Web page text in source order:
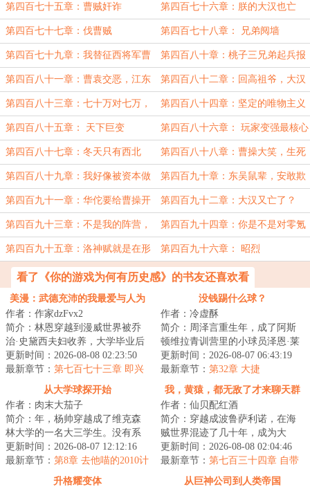
令朕精力无限呐
第四百七十五章：曹贼奸诈 第四百七十六章：朕的大汉也亡
了？
第四百七十七章：伐曹贼 第四百七十八章： 兄弟阋墙
第四百七十九章：我替征西将军曹
孟德诛汉贼
第四百八十章：桃子三兄弟起兵报
仇
第四百八十一章：曹袁交恶，江东
黑名单
第四百八十二章：回高祖爷，大汉
又中兴了
第四百八十三章：七十万对七万，
优势在我
第四百八十四章：坚定的唯物主义
战士无惧一切
第四百八十五章： 天下巨变 第四百八十六章： 玩家变强最核心
的方法
第四百八十七章：冬天只有西北
风，哪来的东南风
第四百八十八章：曹操大笑，生死
难料
第四百八十九章：我好像被资本做
局了
第四百九十章：东吴鼠辈，安敢欺
我
第四百九十一章：华佗要给曹操开
颅
第四百九十二章：大汉又亡了？
第四百九十三章：不是我的阵营，
我就退游
第四百九十四章：你是不是对零氪
有误解？
第四百九十五章：洛神赋就是在形
容我
第四百九十六章： 昭烈
看了《你的游戏为何有历史感》的书友还喜欢看
美漫：武德充沛的我最爱与人为
善
作者：作家dzFvx2
简介：林恩穿越到漫威世界被乔
治·史黛西夫妇收养，大学毕业后
成为纽约FBI一员，还以为自己这
辈子没有金...
更新时间：2026-08-08 02:23:50
最新章节： 第七百七十三章 即兴
没钱踢什么球？
作者：冷虚酥
简介：周泽言重生年，成了阿斯
顿维拉青训营里的小球员泽恩·莱
德，还激活了“薪球”系统。系统的
核心逻辑...
更新时间：2026-08-07 06:43:19
最新章节： 第32章 大捷
从大学球探开始
作者：肉末大茄子
简介：年，杨帅穿越成了维克森
林大学的一名大三学生。没有系
统，没有天赋，他唯一比其他人
多知道的，是未...
更新时间：2026-08-07 12:12:16
最新章节： 第8章 去他喵的2010计
划！（加更求月票！）
我，黄猿，都无敌了才来聊天群
作者：仙贝配红酒
简介：穿越成波鲁萨利诺，在海
贼世界混迹了几十年，成为大
将，实力近乎无敌！秉承着‘抓了
一辈子海贼，就...
更新时间：2026-08-08 02:04:46
最新章节： 第七百三十四章 自带
升格耀变体
从巨神公司到人类帝国